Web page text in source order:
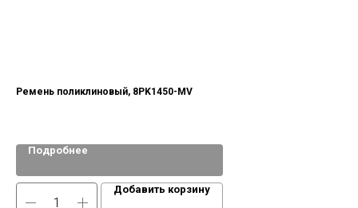
Ремень поликлиновый, 8PK1450-MV
Подробнее
Добавить корзину